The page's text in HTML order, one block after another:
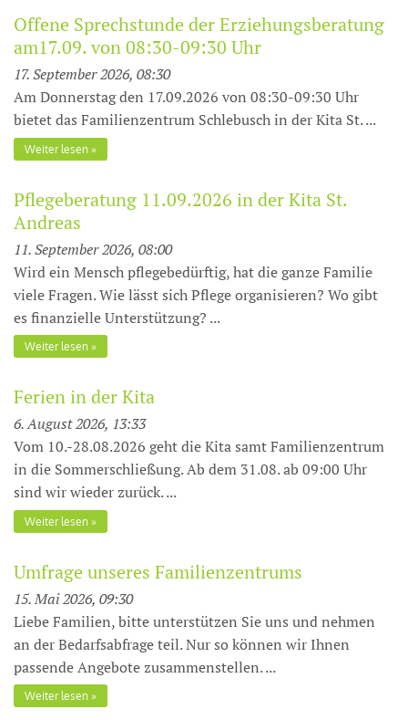
Offene Sprechstunde der Erziehungsberatung
am17.09. von 08:30-09:30 Uhr
17. September 2026, 08:30
Am Donnerstag den 17.09.2026 von 08:30-09:30 Uhr
bietet das Familienzentrum Schlebusch in der Kita St. ...
Weiter lesen
Pflegeberatung 11.09.2026 in der Kita St.
Andreas
11. September 2026, 08:00
Wird ein Mensch pflegebedürftig, hat die ganze Familie
viele Fragen. Wie lässt sich Pflege organisieren? Wo gibt
es finanzielle Unterstüt­zung? ...
Weiter lesen
Ferien in der Kita
6. August 2026, 13:33
Vom 10.-28.08.2026 geht die Kita samt Familienzentrum
in die Sommerschließung. Ab dem 31.08. ab 09:00 Uhr
sind wir wieder zurück. ...
Weiter lesen
Umfrage unseres Familienzentrums
15. Mai 2026, 09:30
Liebe Familien, bitte unterstützen Sie uns und nehmen
an der Bedarfsabfrage teil. Nur so können wir Ihnen
passende Angebote zusammenstellen. ...
Weiter lesen